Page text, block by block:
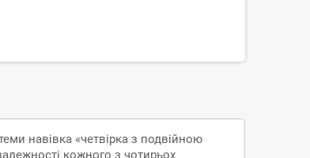
навівка «четвірка з подвійною
кожного з чотирьох